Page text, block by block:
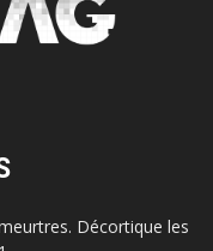
Décortique les